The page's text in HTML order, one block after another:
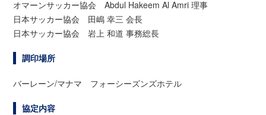
オマーンサッカー協会 Abdul Hakeem Al Amri 理事
日本サッカー協会 田嶋 幸三 会長
日本サッカー協会 岩上 和道 事務総長
調印場所
バーレーン/マナマ フォーシーズンズホテル
協定内容